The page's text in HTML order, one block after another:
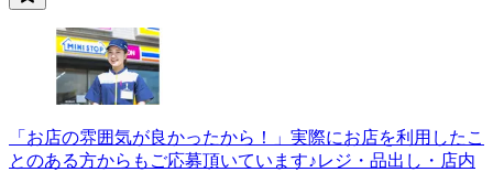
「お店の雰囲気が良かったから！」実際にお店を利用したこ
とのある方からもご応募頂いています♪レジ・品出し・店内